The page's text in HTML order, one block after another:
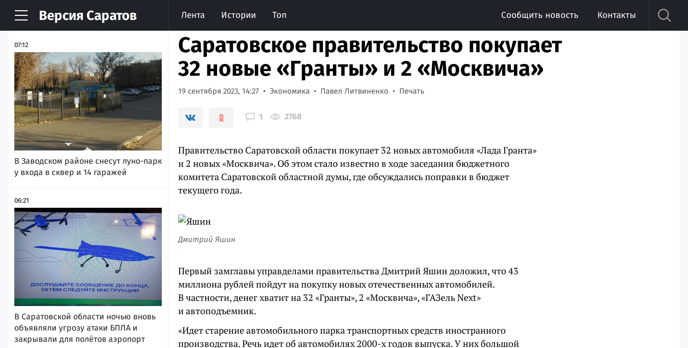
Версия Саратов Лента Истории Топ Сообщить новость Контакты
НОВОСТИ АРХИВ
07:12
В Заводском районе снесут луно-парк
у входа в сквер и 14 гаражей
06:21
В Саратовской области ночью вновь
объявляли угрозу атаки БПЛА и
закрывали для полётов аэропорт
Саратовское правительство покупает
32 новые «Гранты» и 2 «Москвича»
19 сентября 2023, 14:27 Экономика Павел Литвиненко Печать
1 2768
Правительство Саратовской области покупает 32 новых автомобиля «Лада Гранта»
и 2 новых «Москвича». Об этом стало известно в ходе заседания бюджетного
комитета Саратовской областной думы, где обсуждались поправки в бюджет
текущего года.
Дмитрий Яшин
Первый замглавы управделами правительства Дмитрий Яшин доложил, что 43
миллиона рублей пойдут на покупку новых отечественных автомобилей.
В частности, денег хватит на 32 «Гранты», 2 «Москвича», «ГАЗельNext»
и автоподъемник.
«Идет старение автомобильного парка транспортных средств иностранного
производства. Речь идет об автомобилях 2000-х годов выпуска. У них большой